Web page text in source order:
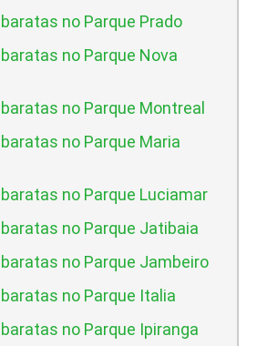
no Parque Prado
no Parque Nova
no Parque Montreal
no Parque Maria
no Parque Luciamar
no Parque Jatibaia
no Parque Jambeiro
no Parque Italia
no Parque Ipiranga